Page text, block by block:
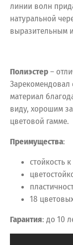
линии волн
натуральной
выразительным
Полиэстер–
Зарекомендовал
материал
виду, хорошим
цветовой гамме.
Преимущества:
стойкость
18
Гарантия: до 10